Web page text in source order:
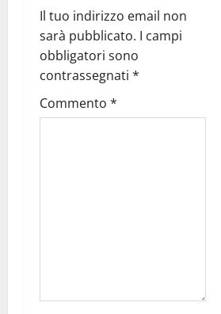
Il tuo indirizzo email non
sarà pubblicato. I campi
obbligatori sono
contrassegnati *
Commento *